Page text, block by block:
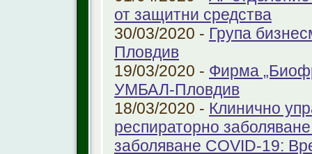
от защитни средства
30/03/2020 - Група
Пловдив
19/03/2020 - Фирма
УМБАЛ-Пловдив
18/03/2020 - Клинично
респираторно
заболяване COVID-19: